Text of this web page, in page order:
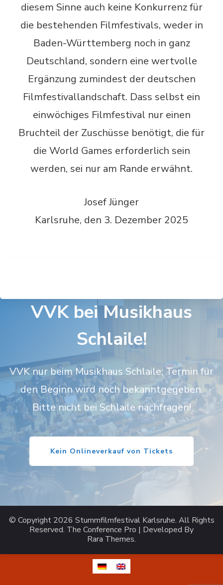
diesem Sinne auch keine Konkurrenz für
die bestehenden Filmfestivals, weder in
Baden-Württemberg noch in ganz
Deutschland, sondern eine wertvolle
Ergänzung zumindest der deutschen
Filmfestivallandschaft. Dass selbst ein
einwöchiges Filmfestival nur einen
Bruchteil der Zuschüsse benötigt, die für
die World Games erforderlich sein
werden, sei nur am Rande erwähnt.
Josef Jünger
Karlsruhe, den 3. Dezember 2025
VVK bei Musikhaus
Schlaile!
VVK nur beim Musikhaus Schlaile; Termin für
den Beginn wird noch bekanntgegeben.
Bitte nicht bei Schlaile nachfragen!
Kein Onlineverkauf von Tickets
© Copyright 2026 Stummfilmfestival Karlsruhe. All Rights
Reserved. The Conference Pro | Developed By
Rara Themes.